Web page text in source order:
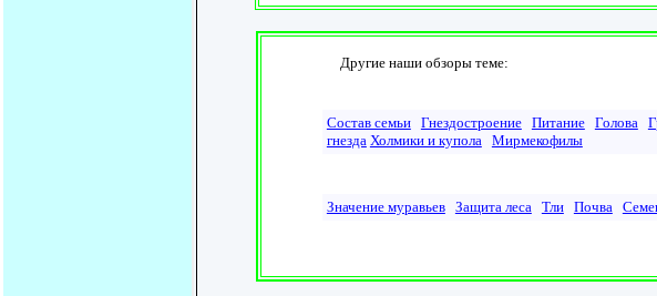
Другие наши обзоры теме:
Состав семьи Гнездостроение Питание Голова
гнезда Холмики и купола Мирмекофилы
Значение муравьев Защита леса Тли Почва